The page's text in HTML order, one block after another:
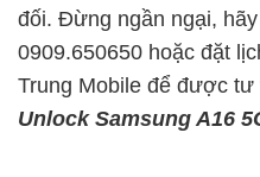
đối. Đừng ngần ngại,
0909.650650 hoặc đặt
Trung Mobile để được tư
Unlock Samsung A16